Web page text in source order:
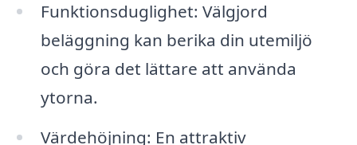
Funktionsduglighet: Välgjord
beläggning kan berika din utemiljö
och göra det lättare att använda
ytorna.
Värdehöjning: En attraktiv